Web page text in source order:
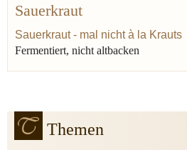
Sauerkraut
Sauerkraut - mal nicht à la Krauts
Fermentiert, nicht altbacken
Themen